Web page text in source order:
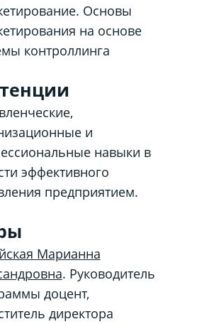
Основы
на основе
контроллинга
и
навыки в
эффективного
предприятием.
Марианна
. Руководитель
доцент,
директора